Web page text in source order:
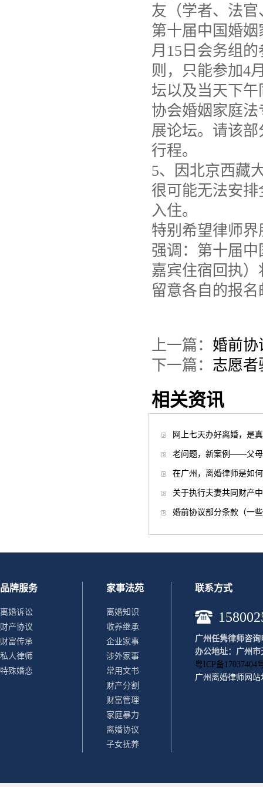
友（学者、法
第十届中国婚
月15日会务组
则，只能参加4
坛以及当天下
协会婚姻家庭
展论坛。请该
行程。
5、因北京西藏
很可能无法安
入住。
特别希望律师
强调：第十届
嘉宾住宿回执
留意各自的报名
上一篇： 婚前协
下一篇： 志愿者
相关资讯
网上七天办好离婚，是
老问题，新案例——父母
在广州，离婚律师是如
关于执行夫妻共同财产
婚前协议部分条款（一
品牌服务 家事法苑 联系方式
离婚诉讼
财产协议
财富传承
私人律师
特殊婚恋
离婚知识
收养继承
企业家事
涉外家事
常用文书
财产分割
财富管理
家庭暴力
离婚协议
子女抚养
广州任隽律师咨询
办公地址：广州市
粤ICP备17037404
广州离婚律师 网站